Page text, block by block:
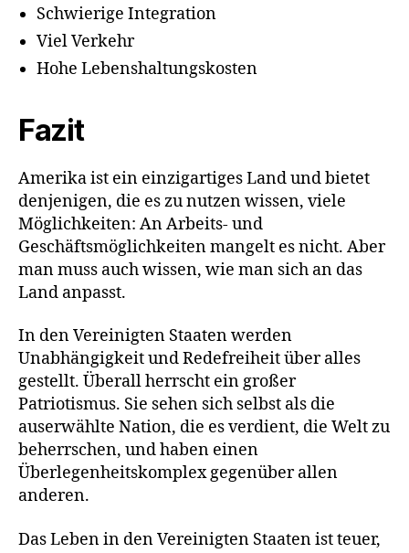
Schwierige Integration
Viel Verkehr
Hohe Lebenshaltungskosten
Fazit
Amerika ist ein einzigartiges Land und bietet
denjenigen, die es zu nutzen wissen, viele
Möglichkeiten: An Arbeits- und
Geschäftsmöglichkeiten mangelt es nicht. Aber
man muss auch wissen, wie man sich an das
Land anpasst.
In den Vereinigten Staaten werden
Unabhängigkeit und Redefreiheit über alles
gestellt. Überall herrscht ein großer
Patriotismus. Sie sehen sich selbst als die
auserwählte Nation, die es verdient, die Welt zu
beherrschen, und haben einen
Überlegenheitskomplex gegenüber allen
anderen.
Das Leben in den Vereinigten Staaten ist teuer,